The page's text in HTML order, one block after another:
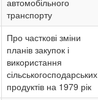
автомобільного
транспорту
Про часткові зміни
планів закупок і
використання
сільськогосподарських
продуктів на 1979 рік